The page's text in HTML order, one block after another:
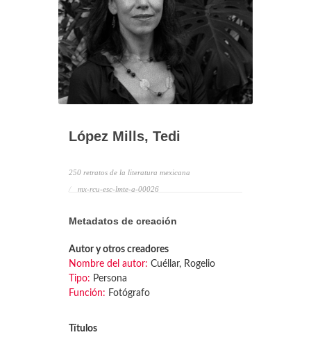
López Mills, Tedi
250 retratos de la literatura mexicana
mx-rcu-esc-lmte-a-00026
Metadatos de creación
Autor y otros creadores
Nombre del autor: Cuéllar, Rogelio
Tipo: Persona
Función: Fotógrafo
Títulos